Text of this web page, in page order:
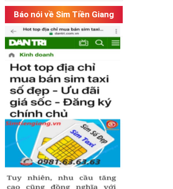
Báo nói về Sim Tiền Giang